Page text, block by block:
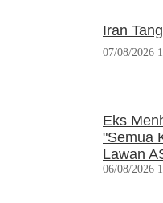
Iran
07/08/2026
Eks
"Semua
Lawan
06/08/2026